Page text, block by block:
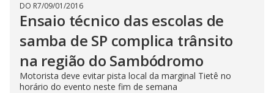
DO R7/09/01/2016
Ensaio técnico das escolas de
samba de SP complica trânsito
na região do Sambódromo
Motorista deve evitar pista local da marginal Tietê no
horário do evento neste fim de semana